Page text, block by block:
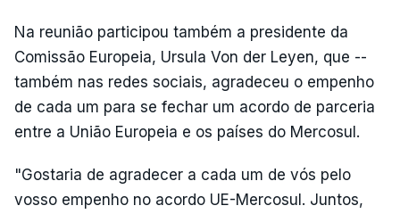
Na reunião participou também a presidente da
Comissão Europeia, Ursula Von der Leyen, que --
também nas redes sociais, agradeceu o empenho
de cada um para se fechar um acordo de parceria
entre a União Europeia e os países do Mercosul.
"Gostaria de agradecer a cada um de vós pelo
vosso empenho no acordo UE-Mercosul. Juntos,